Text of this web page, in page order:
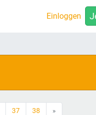
Einloggen
37 38 »